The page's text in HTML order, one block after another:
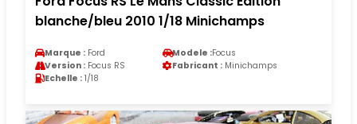
blanche/bleu 2010 1/18 Minichamps
Marque : Ford Modele :Focus
Version : Focus RS Fabricant : Minichamps
Echelle : 1/18